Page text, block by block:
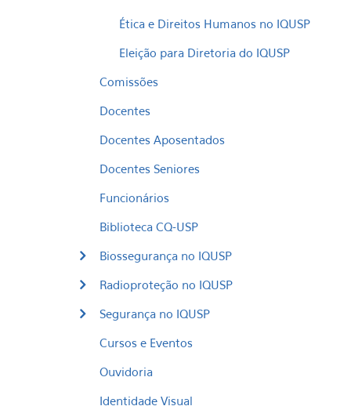
Ética e Direitos Humanos no IQUSP
Eleição para Diretoria do IQUSP
Comissões
Docentes
Docentes Aposentados
Docentes Seniores
Funcionários
Biblioteca CQ-USP
Biossegurança no IQUSP
Radioproteção no IQUSP
Segurança no IQUSP
Cursos e Eventos
Ouvidoria
Identidade Visual